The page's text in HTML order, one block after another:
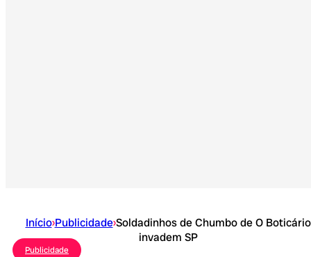
Início›Publicidade›Soldadinhos de Chumbo de O Boticário
invadem SP
Publicidade